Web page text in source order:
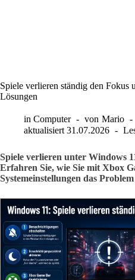
Spiele verlieren ständig den Fokus
Lösungen
in Computer von Mario
aktualisiert 31.07.2026
Spiele verlieren unter Windows
Erfahren Sie, wie Sie mit Xbox
Systemeinstellungen das